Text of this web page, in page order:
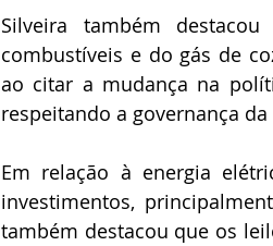
Silveira também
combustíveis e do gás de
ao citar a mudança na
respeitando a governança
Em relação à energia
investimentos,
também destacou que os